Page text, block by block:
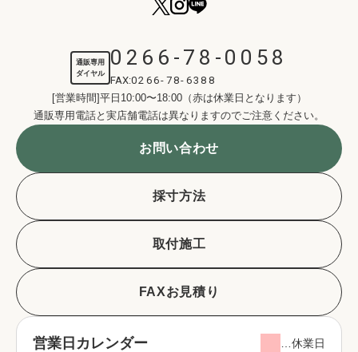
通販専用
ダイヤル
0266-78-0058
FAX:0266-78-6388
[営業時間]平日10:00〜18:00（赤は休業日となります）
通販専用電話と実店舗電話は異なりますのでご注意ください。
お問い合わせ
採寸方法
取付施工
FAXお見積り
営業日カレンダー …休業日